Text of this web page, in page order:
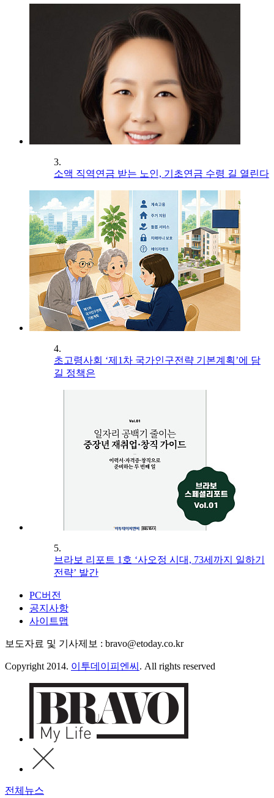
3.
소액 직역연금 받는 노인, 기초연금 수령 길 열린다
4.
초고령사회 ‘제1차 국가인구전략 기본계획’에 담
길 정책은
5.
브라보 리포트 1호 ‘사오정 시대, 73세까지 일하기
전략’ 발간
PC버전
공지사항
사이트맵
보도자료 및 기사제보 : bravo@etoday.co.kr
Copyright 2014. 이투데이피엔씨 . All rights reserved
전체뉴스